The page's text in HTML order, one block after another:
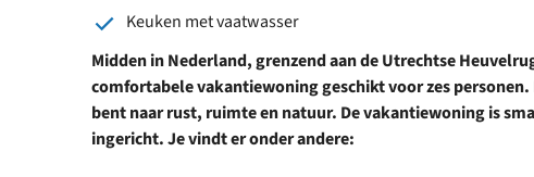
Keuken met vaatwasser
Midden in Nederland, grenzend aan de Utrechtse
comfortabele vakantiewoning geschikt voor zes personen.
bent naar rust, ruimte en natuur. De vakantiewoning is
ingericht. Je vindt er onder andere: